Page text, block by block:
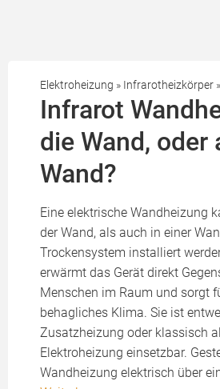
Elektroheizung » Infrarotheizkörper »
Infrarot
die Wand, oder
Wand?
Eine elektrische Wandheizung
der Wand, als auch in einer
Trockensystem installiert
erwärmt das Gerät direkt
Menschen im Raum und sorgt
behagliches Klima. Sie ist
Zusatzheizung oder klassisch
Elektroheizung einsetzbar.
Wandheizung elektrisch über